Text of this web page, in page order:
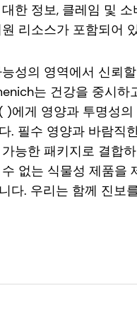
한 정보, 클레임 및
리소스가 포함되어
성의 영역에서 신뢰
는 건강을 중시하
)에게 영양과 투명성의
. 필수 영양과 바람직
능한 패키지로 결합
없는 식물성 제품을
다. 우리는 함께 진보